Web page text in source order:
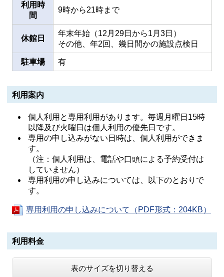
利用時
間
9時から21時まで
休館日
年末年始（12月29日から1月3日）
その他、年2回、幾日間かの施設点検日
駐車場 有
利用案内
個人利用と専用利用があります。毎週月曜日15時
以降及び火曜日は個人利用の優先日です。
専用の申し込みがない日時は、個人利用ができま
す。
（注：個人利用は、電話や口頭による予約受付は
していません）
専用利用の申し込みについては、以下のとおりで
す。
専用利用の申し込みについて（PDF形式：204KB）
利用料金
表のサイズを切り替える